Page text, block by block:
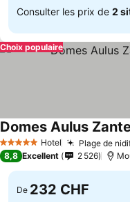
Consulter les prix de 2
Choix populaire
5 Étoiles Hotel Plage de
Domes Aulus
8,8 Excellent 2 526
De 232 CHF